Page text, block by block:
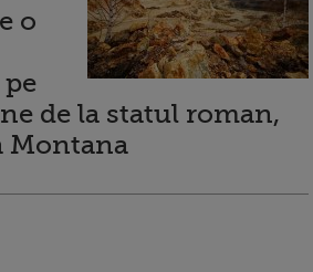
o
de la statul roman,
Montana